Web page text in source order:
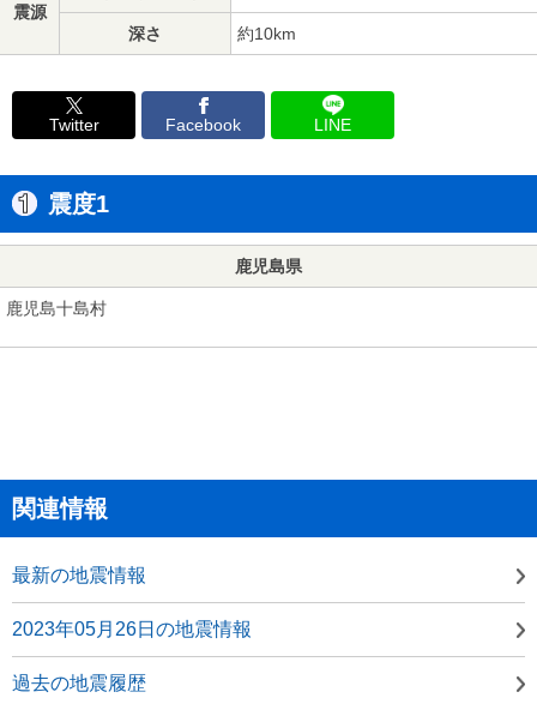
震源
深さ 約10km
Twitter Facebook LINE
震度1
鹿児島県
鹿児島十島村
関連情報
最新の地震情報
2023年05月26日の地震情報
過去の地震履歴